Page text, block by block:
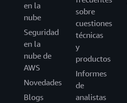
en la
nube
Seguridad
en la
nube de
AWS
Novedades
Blogs
sobre
cuestiones
técnicas
y
productos
Informes
de
analistas